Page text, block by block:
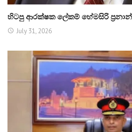
හිටපු ආරක්ෂක ලේකම් හේමසිරි
July 31, 2026